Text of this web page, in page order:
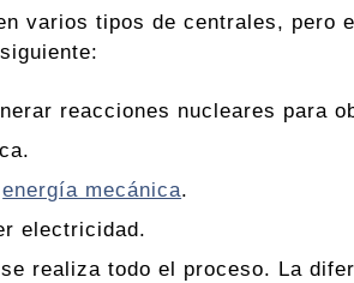
varios tipos de centrales, pero
reacciones nucleares para
energía mecánica.
electricidad.
realiza todo el proceso. La